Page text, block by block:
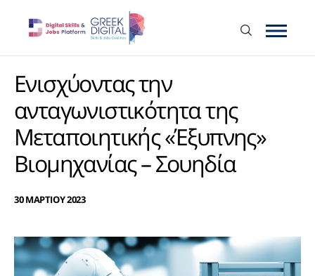
Ενισχύοντας την
ανταγωνιστικότητα της
Μεταποιητικής «Έξυπνης»
Βιομηχανίας – Σουηδία
30 ΜΑΡΤΙΟΥ 2023